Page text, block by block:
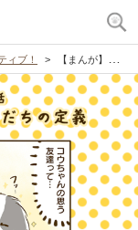
ィブ！ 【まんが】第4話：【ともだちの定義】まんが描き下ろし連載♪ コウちゃんはポジティブ！（著者：きほこ）